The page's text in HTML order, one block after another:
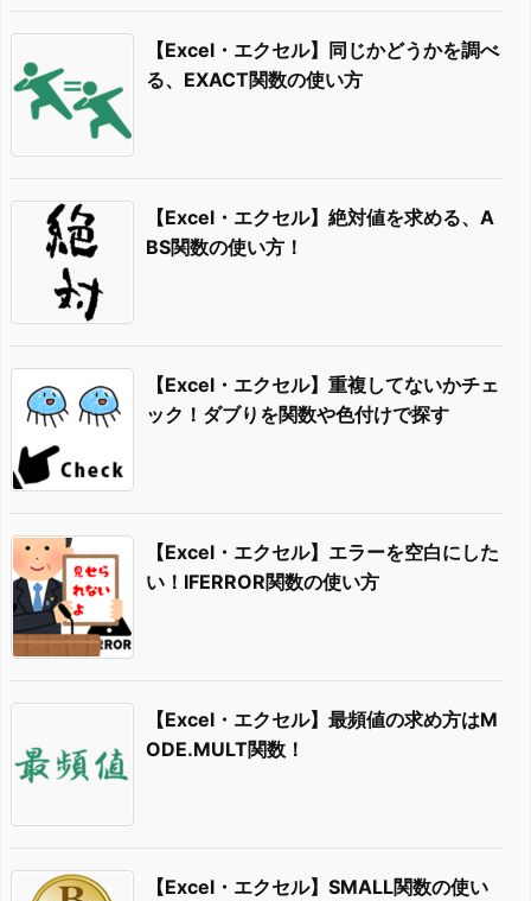
【Excel・エクセル】同じかどうかを調べ
る、EXACT関数の使い方
【Excel・エクセル】絶対値を求める、A
BS関数の使い方！
【Excel・エクセル】重複してないかチェ
ック！ダブりを関数や色付けで探す
【Excel・エクセル】エラーを空白にした
い！IFERROR関数の使い方
【Excel・エクセル】最頻値の求め方はM
ODE.MULT関数！
【Excel・エクセル】SMALL関数の使い